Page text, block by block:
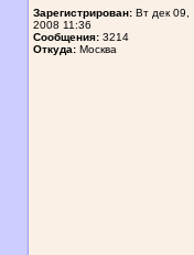
Зарегистрирован: Вт дек 09,
2008 11:36
Сообщения: 3214
Откуда: Москва